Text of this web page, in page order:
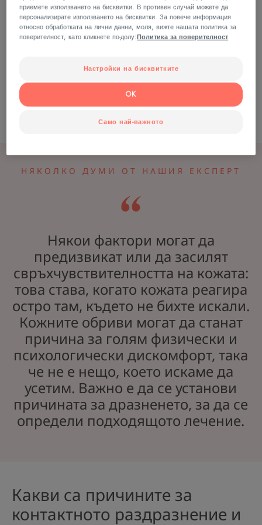
вече не може да изпълнява обичайните си
функции за защита и регулиране на
хидратацията. Разбира се, решението ще е
винаги можете да помогнете на кожата си да
се възстанови с правилните грижи и
лечение.
НЯКОЛКО ДУМИ ОТ НАШИЯ ЕКСПЕРТ
Някои фактори могат да
предизвикат или да засилят
свръхчувствителността на кожата:
това става, когато кожата реагира
остро там, където не бихте искали.
Кожните обриви могат да станат
причина за голям физически и
психологически дискомфорт, така
че не е нещо, което искаме да
усетим. Важно е да се установи
причината за дразненето, за да се
определи подходящото лечение.
Какви са причините за
контактното раздразнение и
приемете използването на бисквитки. В противен случай можете да
персонализирате използването на бисквитки. За повече информация
относно обработката на лични данни, моля, вижте нашата политика за
поверителност, като кликнете по-долу:Политика за поверителност
Настройки на бисквитките
Само най-важното
OK